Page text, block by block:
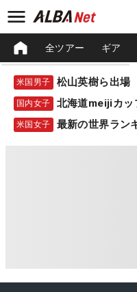
全ツアー ギア
米国男子
国内女子 北海道meijiカ
米国女子 最新の世界ラン